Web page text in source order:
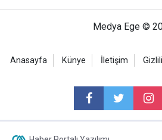
Medya Ege ©
Anasayfa Künye İletişim